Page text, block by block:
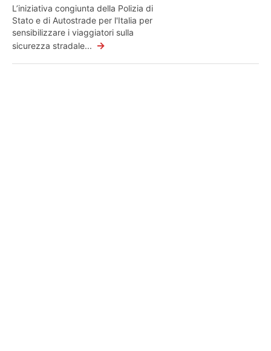
L’iniziativa congiunta della Polizia di
Stato e di Autostrade per l'Italia per
sensibilizzare i viaggiatori sulla
sicurezza stradale... →